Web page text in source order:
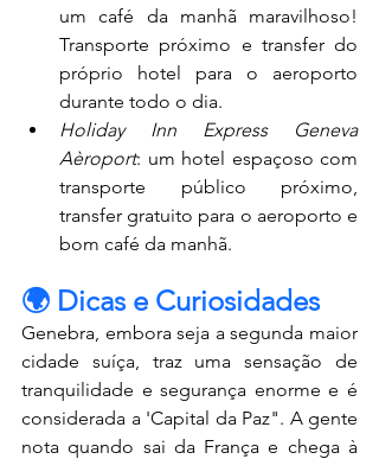
um café da manhã maravilhoso!
Transporte próximo e transfer do
próprio hotel para o aeroporto
durante todo o dia.
Holiday
Inn Express
Geneva
Aèroport: um hotel espaçoso com
transporte público próximo,
transfer gratuito para o aeroporto e
bom café da manhã.
🌍 Dicas e Curiosidades
Genebra, embora seja a segunda maior
cidade suíça, traz uma sensação de
tranquilidade e segurança enorme e é
considerada a 'Capital da Paz". A gente
nota quando sai da França e chega à